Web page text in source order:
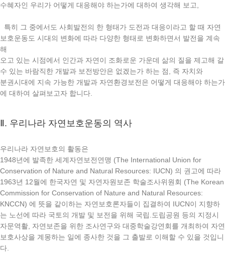
수혜자인 우리가 어떻게 대응해야 하는가에 대하여 생각해 보고,
특히 그 중에서도 사회발전의 한 형태가 도전과 대응이라고 할 때 자연
보호운동도 시대의 변화에 따라 다양한 형태로 변화하면서 발전을 계속
해
오고 있는 시점에서 인간과 자연이 조화로운 가운데 삶의 질을 제고해 갈
수 있는 바람직한 개발과 보전방안은 없겠는가 하는 점, 즉 자치와
분권시대에 지속 가능한 개발과 자연환경보전은 어떻게 대응해야 하는가
에 대하여 살펴보고자 합니다.
Ⅱ. 우리나라 자연보호운동의 역사
우리나라 자연보호의 활동은
1948년에 발족한 세계자연보전연맹 (The International Union for
Conservation of Nature and Natural Resources: IUCN) 의 권고에 따라
1963년 12월에 한국자연 및 자연자원보존 학술조사위원회 (The Korean
Commission for Conservation of Nature and Natural Resources:
KNCCN) 에 뜻을 같이하는 자연보호론자들이 집결하여 IUCN이 지향하
는 노선에 따라 국토의 개발 및 보전을 위해 국립.도립공원 등의 지정시
자문역활, 자연보존을 위한 조사연구와 대중학술강연회를 개최하여 자연
보호사상을 계몽하는 일에 종사한 것을 그 출발로 이해할 수 있을 것입니
다.